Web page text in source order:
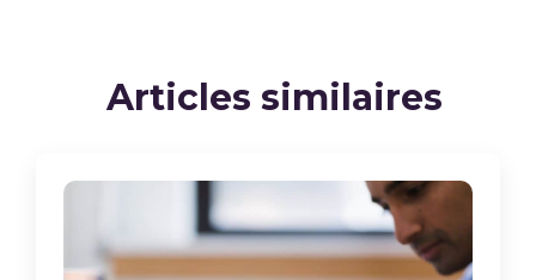
Articles similaires